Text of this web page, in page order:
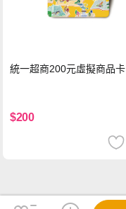
統一超商200元虛擬商品卡
$200